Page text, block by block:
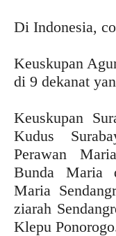
Di Indonesia,
Keuskupan
di 9 dekanat
Keuskupan
Kudus
Perawan
Bunda Maria
Maria
ziarah
Klepu